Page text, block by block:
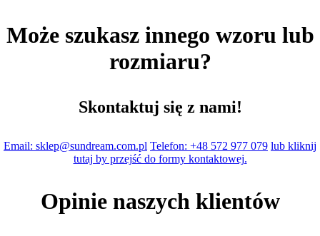
Może szukasz innego wzoru lub
rozmiaru?
Skontaktuj się z nami!
Email: sklep@sundream.com.pl Telefon: +48 572 977 079 lub kliknij
tutaj by przejść do formy kontaktowej.
Opinie naszych klientów